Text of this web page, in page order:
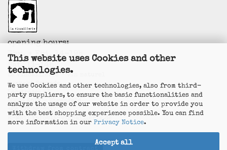
This website uses Cookies and other
technologies.
We use Cookies and other technologies, also from third-
party suppliers, to ensure the basic functionalities and
analyze the usage of our website in order to provide you
with the best shopping experience possible. You can find
more information in our Privacy Notice.
Accept all
opening hours:
Thu. + Fri. 14-19h
Sat. 11-14h
La Vincaillerie - vin naturel
Surk-ki Schrade
Leostrasse 57
50823 Köln - Ehrenfeld
+49 172 5926537
E-Mail
info@la-vincaillerie.de